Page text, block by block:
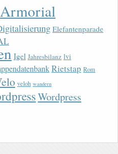
Armorial
Elefantenparade
Igel Jahresbilanz lvi
Rietstap Rom
veloh wandern
Wordpress